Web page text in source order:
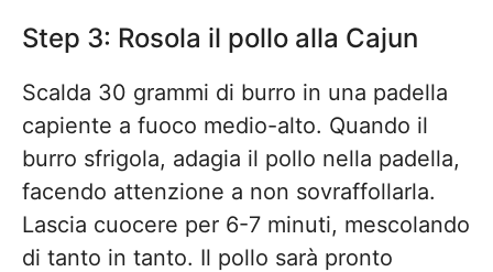
Step 3: Rosola il pollo alla Cajun
Scalda 30 grammi di burro in una padella
capiente a fuoco medio-alto. Quando il
burro sfrigola, adagia il pollo nella padella,
facendo attenzione a non sovraffollarla.
Lascia cuocere per 6-7 minuti, mescolando
di tanto in tanto. Il pollo sarà pronto